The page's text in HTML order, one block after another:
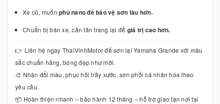
Xe cũ, muốn phủ nano để bảo vệ sơn lâu hơn.
Chuẩn bị bán xe, cần tân trang lại để giá trị cao hơn.
👉 Liên hệ ngay ThaiVinhMotor để sơn lại Yamaha Grande với màu
sắc chuẩn hãng, bóng đẹp như mới.
🎨 Nhận đổi màu, phục hồi trầy xước, sơn phối cá nhân hóa theo
yêu cầu.
📦 Hoàn thiện nhanh – bảo hành 12 tháng – hỗ trợ giao tận nơi tại